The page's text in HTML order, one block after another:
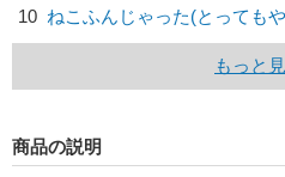
10 ねこふんじゃった(とっても
もっと
商品の説明